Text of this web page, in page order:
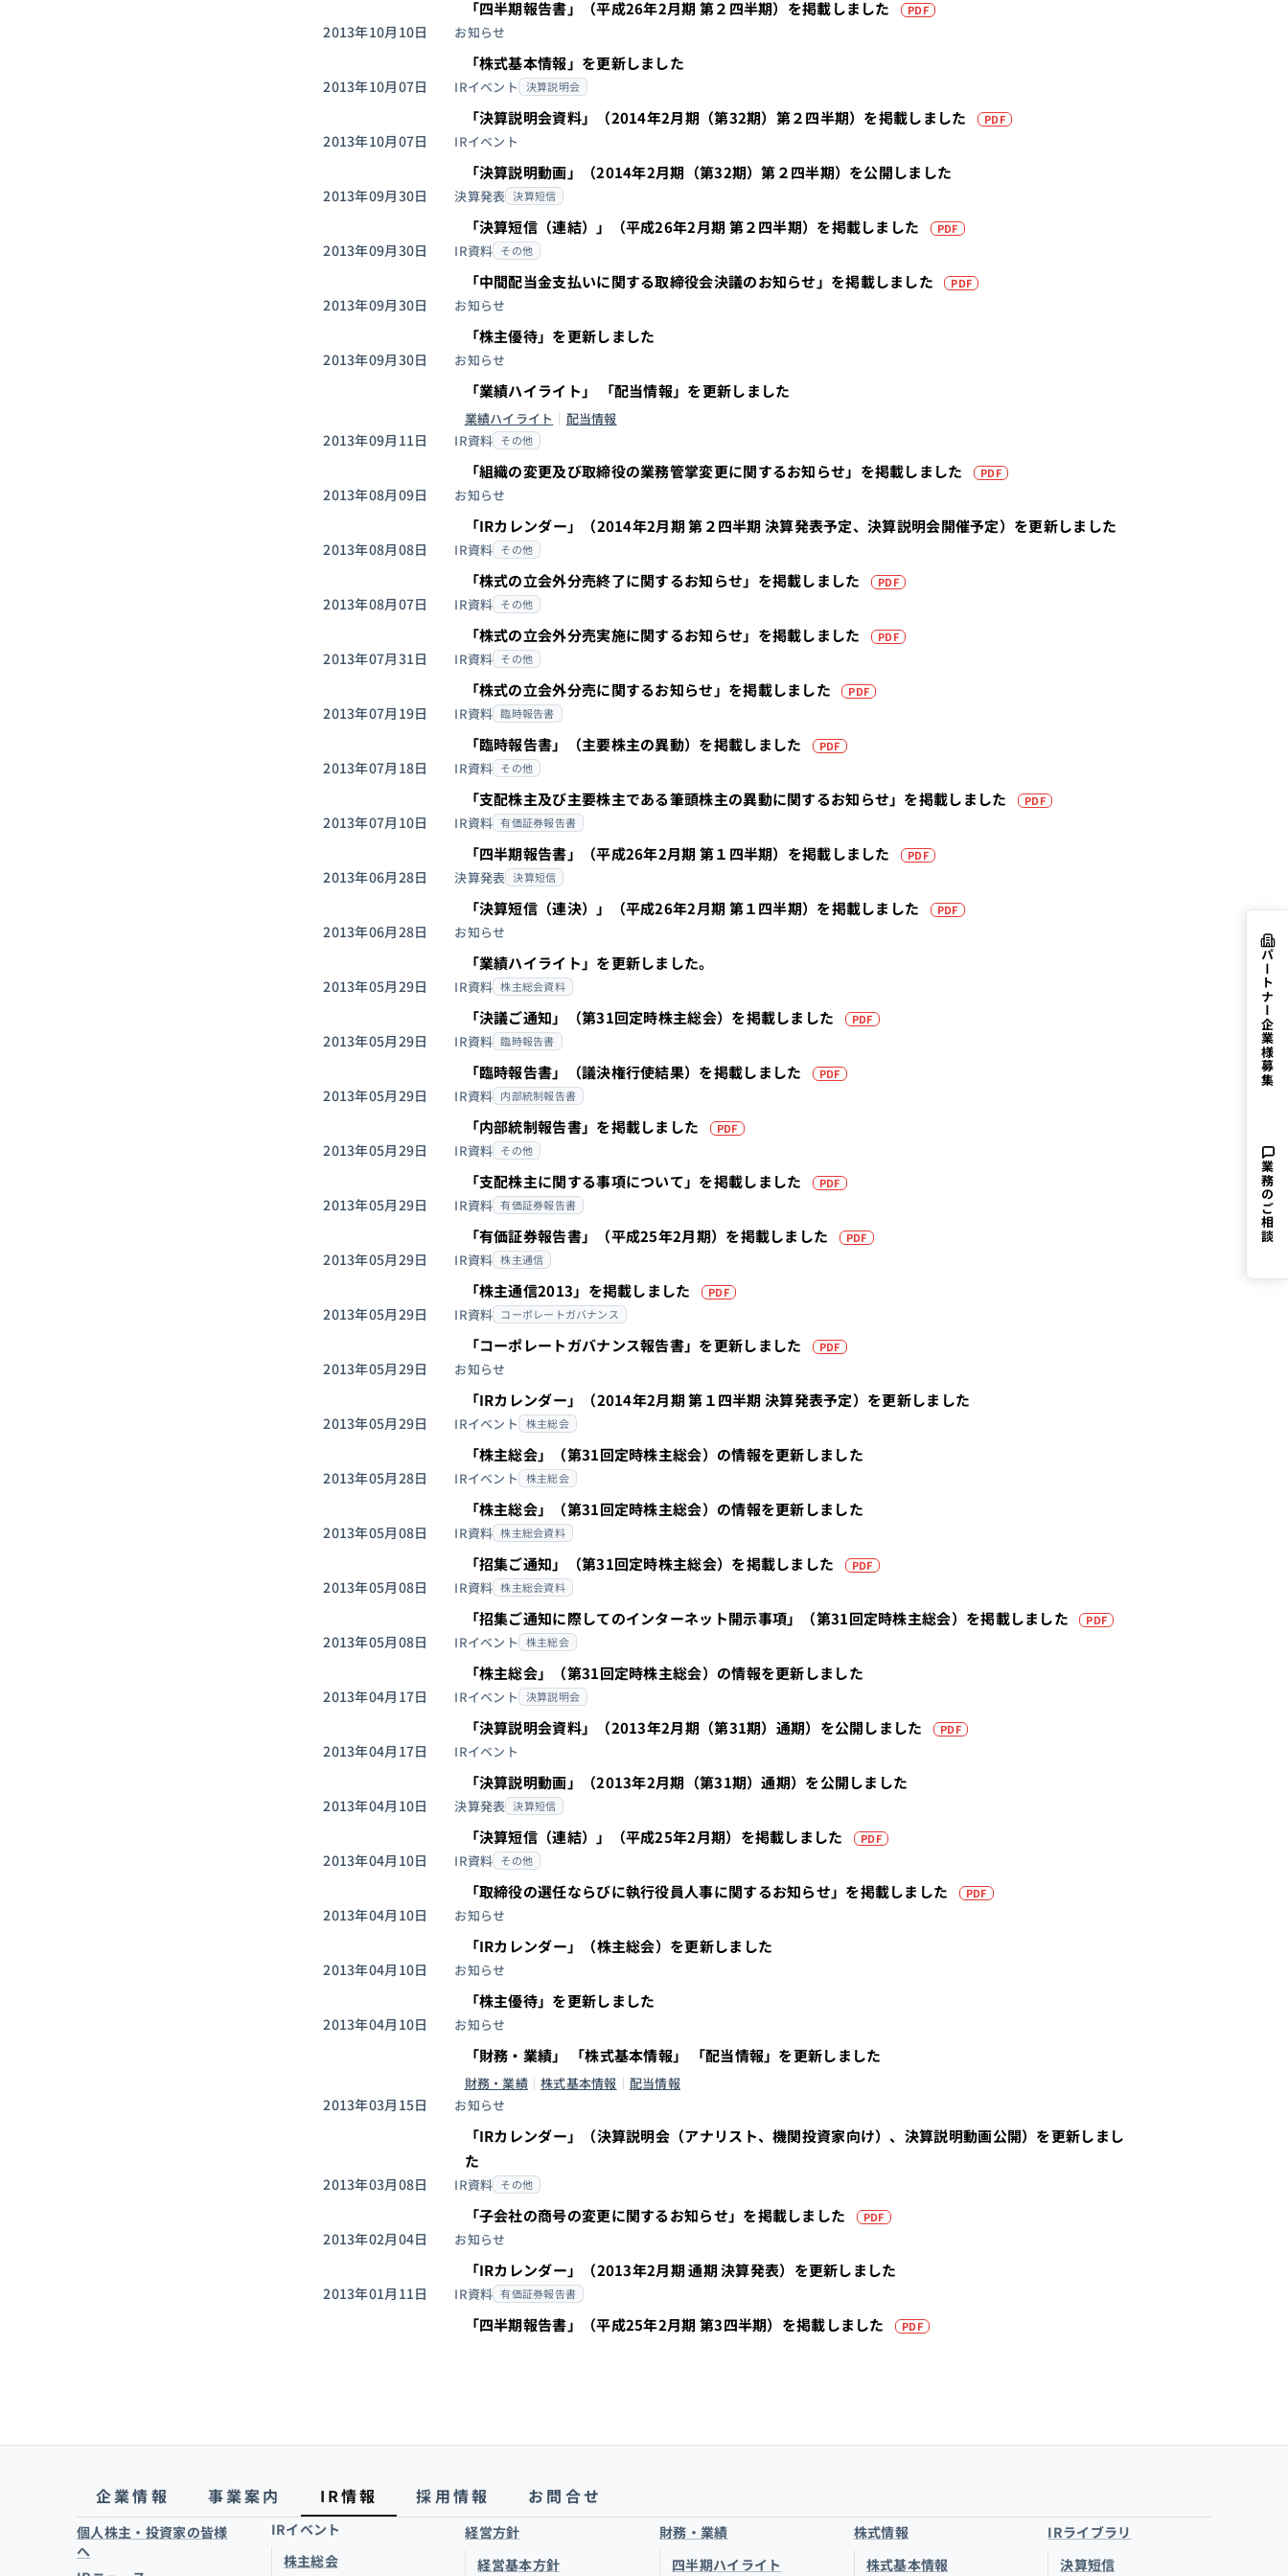
「四半期報告書」（平成26年2月期 第２四半期）を掲載しました PDF （PDFを別タブで開きます）
2013年10月10日 お知らせ
「株式基本情報」を更新しました
2013年10月07日 IRイベント 決算説明会
「決算説明会資料」（2014年2月期（第32期）第２四半期）を掲載しました PDF （PDFを別タブで開きます）
2013年10月07日 IRイベント
「決算説明動画」（2014年2月期（第32期）第２四半期）を公開しました
2013年09月30日 決算発表 決算短信
「決算短信（連結）」（平成26年2月期 第２四半期）を掲載しました PDF （PDFを別タブで開きます）
2013年09月30日 IR資料 その他
「中間配当金支払いに関する取締役会決議のお知らせ」を掲載しました PDF （PDFを別タブで開きます）
2013年09月30日 お知らせ
「株主優待」を更新しました
2013年09月30日 お知らせ
「業績ハイライト」 「配当情報」を更新しました
業績ハイライト 配当情報
2013年09月11日 IR資料 その他
「組織の変更及び取締役の業務管掌変更に関するお知らせ」を掲載しました PDF （PDFを別タブで開きます）
2013年08月09日 お知らせ
「IRカレンダー」（2014年2月期 第２四半期 決算発表予定、決算説明会開催予定）を更新しました
2013年08月08日 IR資料 その他
「株式の立会外分売終了に関するお知らせ」を掲載しました PDF （PDFを別タブで開きます）
2013年08月07日 IR資料 その他
「株式の立会外分売実施に関するお知らせ」を掲載しました PDF （PDFを別タブで開きます）
2013年07月31日 IR資料 その他
「株式の立会外分売に関するお知らせ」を掲載しました PDF （PDFを別タブで開きます）
2013年07月19日 IR資料 臨時報告書
「臨時報告書」（主要株主の異動）を掲載しました PDF （PDFを別タブで開きます）
2013年07月18日 IR資料 その他
「支配株主及び主要株主である筆頭株主の異動に関するお知らせ」を掲載しました PDF （PDFを別タブで開きます）
2013年07月10日 IR資料 有価証券報告書
「四半期報告書」（平成26年2月期 第１四半期）を掲載しました PDF （PDFを別タブで開きます）
2013年06月28日 決算発表 決算短信
「決算短信（連決）」（平成26年2月期 第１四半期）を掲載しました PDF （PDFを別タブで開きます）
2013年06月28日 お知らせ
「業績ハイライト」を更新しました。
2013年05月29日 IR資料 株主総会資料
「決議ご通知」（第31回定時株主総会）を掲載しました PDF （PDFを別タブで開きます）
2013年05月29日 IR資料 臨時報告書
「臨時報告書」（議決権行使結果）を掲載しました PDF （PDFを別タブで開きます）
2013年05月29日 IR資料 内部統制報告書
「内部統制報告書」を掲載しました PDF （PDFを別タブで開きます）
2013年05月29日 IR資料 その他
「支配株主に関する事項について」を掲載しました PDF （PDFを別タブで開きます）
2013年05月29日 IR資料 有価証券報告書
「有価証券報告書」（平成25年2月期）を掲載しました PDF （PDFを別タブで開きます）
2013年05月29日 IR資料 株主通信
「株主通信2013」を掲載しました PDF （PDFを別タブで開きます）
2013年05月29日 IR資料 コーポレートガバナンス
「コーポレートガバナンス報告書」を更新しました PDF （PDFを別タブで開きます）
2013年05月29日 お知らせ
「IRカレンダー」（2014年2月期 第１四半期 決算発表予定）を更新しました
2013年05月29日 IRイベント 株主総会
「株主総会」（第31回定時株主総会）の情報を更新しました
2013年05月28日 IRイベント 株主総会
「株主総会」（第31回定時株主総会）の情報を更新しました
2013年05月08日 IR資料 株主総会資料
「招集ご通知」（第31回定時株主総会）を掲載しました PDF （PDFを別タブで開きます）
2013年05月08日 IR資料 株主総会資料
「招集ご通知に際してのインターネット開示事項」（第31回定時株主総会）を掲載しました PDF （PDFを別タブで開きま
2013年05月08日 IRイベント 株主総会
「株主総会」（第31回定時株主総会）の情報を更新しました
2013年04月17日 IRイベント 決算説明会
「決算説明会資料」（2013年2月期（第31期）通期）を公開しました PDF （PDFを別タブで開きます）
2013年04月17日 IRイベント
「決算説明動画」（2013年2月期（第31期）通期）を公開しました
2013年04月10日 決算発表 決算短信
「決算短信（連結）」（平成25年2月期）を掲載しました PDF （PDFを別タブで開きます）
2013年04月10日 IR資料 その他
「取締役の選任ならびに執行役員人事に関するお知らせ」を掲載しました PDF （PDFを別タブで開きます）
2013年04月10日 お知らせ
「IRカレンダー」（株主総会）を更新しました
2013年04月10日 お知らせ
「株主優待」を更新しました
2013年04月10日 お知らせ
「財務・業績」 「株式基本情報」 「配当情報」を更新しました
財務・業績 株式基本情報 配当情報
2013年03月15日 お知らせ
「IRカレンダー」（決算説明会（アナリスト、機関投資家向け）、決算説明動画公開）を更新しまし
た
2013年03月08日 IR資料 その他
「子会社の商号の変更に関するお知らせ」を掲載しました PDF （PDFを別タブで開きます）
2013年02月04日 お知らせ
「IRカレンダー」（2013年2月期 通期 決算発表）を更新しました
2013年01月11日 IR資料 有価証券報告書
「四半期報告書」（平成25年2月期 第3四半期）を掲載しました PDF （PDFを別タブで開きます）
パートナー企業様募集
業務のご相談
企業情報 事業案内 IR情報 採用情報 お問合せ
個人株主・投資家の皆様
へ
IRイベント
株主総会
経営方針
経営基本方針
財務・業績
四半期ハイライト
株式情報
株式基本情報
IRライブラリ
決算短信